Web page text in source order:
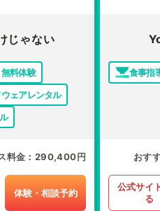
じゃない
無料体験
ウェアレンタル
料金 290,400円
体験・相談予約
食事指
おす
公式サイ
る